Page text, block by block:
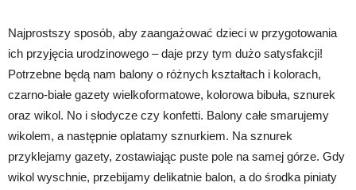
Najprostszy sposób, aby zaangażować dzieci w przygotowania
ich przyjęcia urodzinowego – daje przy tym dużo satysfakcji!
Potrzebne będą nam balony o różnych kształtach i kolorach,
czarno-białe gazety wielkoformatowe, kolorowa bibuła, sznurek
oraz wikol. No i słodycze czy konfetti. Balony całe smarujemy
wikolem, a następnie oplatamy sznurkiem. Na sznurek
przyklejamy gazety, zostawiając puste pole na samej górze. Gdy
wikol wyschnie, przebijamy delikatnie balon, a do środka piniaty